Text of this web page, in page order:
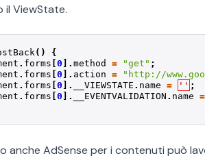
il ViewState.
()
{
. forms 0 ]. method = "get" ;
. forms 0 ]. action = "http://
. forms 0 ]. __VIEWSTATE . name = '' ;
. forms 0 ]. __EVENTVALIDATION . name =
anche AdSense per i contenuti può